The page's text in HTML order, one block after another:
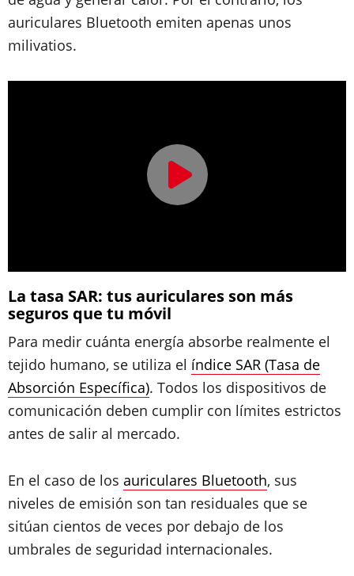
auriculares Bluetooth emiten apenas unos
milivatios.
La tasa SAR: tus auriculares son más
seguros que tu móvil
Para medir cuánta energía absorbe realmente el
tejido humano, se utiliza el índice SAR (Tasa de
Absorción Específica). Todos los dispositivos de
comunicación deben cumplir con límites estrictos
antes de salir al mercado.
En el caso de los auriculares Bluetooth, sus
niveles de emisión son tan residuales que se
sitúan cientos de veces por debajo de los
umbrales de seguridad internacionales.